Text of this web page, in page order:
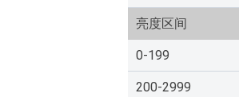
亮度区间
0-199
200-2999